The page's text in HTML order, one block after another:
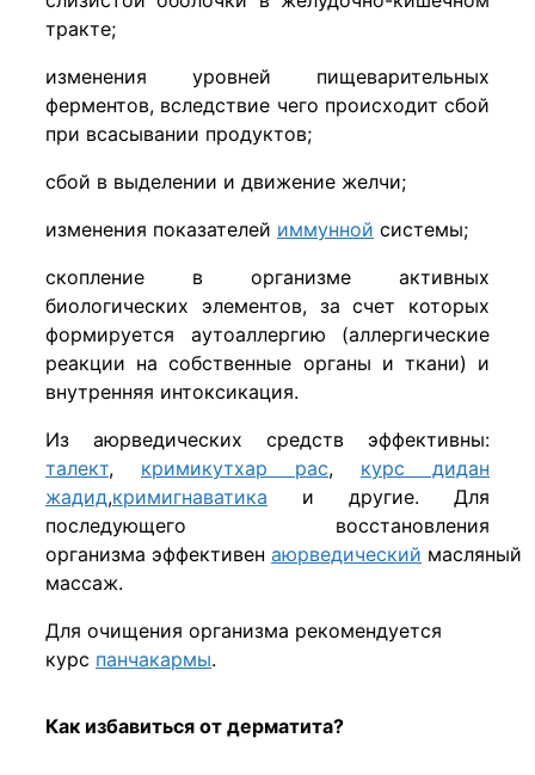
тракте;
изменения уровней пищеварительных
ферментов, вследствие чего происходит сбой
при всасывании продуктов;
сбой в выделении и движение желчи;
изменения показателей иммунной системы;
скопление в организме активных
биологических элементов, за счет которых
формируется аутоаллергию (аллергические
реакции на собственные органы и ткани) и
внутренняя интоксикация.
Из аюрведических средств эффективны:
талект, кримикутхар рас, курс дидан
жадид,кримигнаватика и другие. Для
последующего восстановления
организма эффективен аюрведический масляный
массаж.
Для очищения организма рекомендуется
курс панчакармы.
Как избавиться от дерматита?